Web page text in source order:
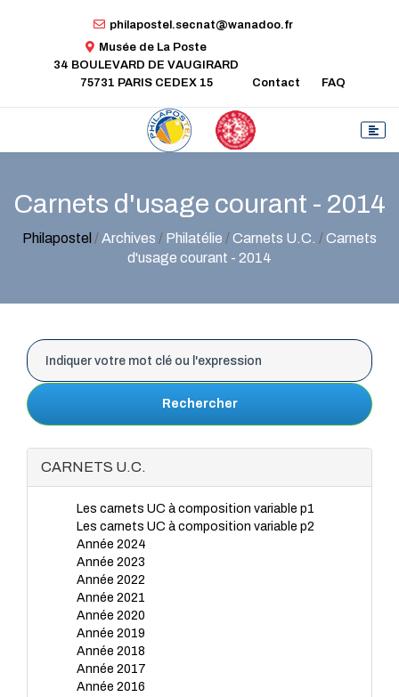
philapostel.secnat@wanadoo.fr
Musée de La Poste
34 BOULEVARD DE VAUGIRARD
75731 PARIS CEDEX 15
Contact FAQ
Carnets d'usage courant - 2014
Philapostel /Archives / Philatélie /Carnets U.C. /Carnets
d'usage courant - 2014
Rechercher
CARNETS U.C.
Les carnets UC à composition variable p1
Les carnets UC à composition variable p2
Année 2024
Année 2023
Année 2022
Année 2021
Année 2020
Année 2019
Année 2018
Année 2017
Année 2016